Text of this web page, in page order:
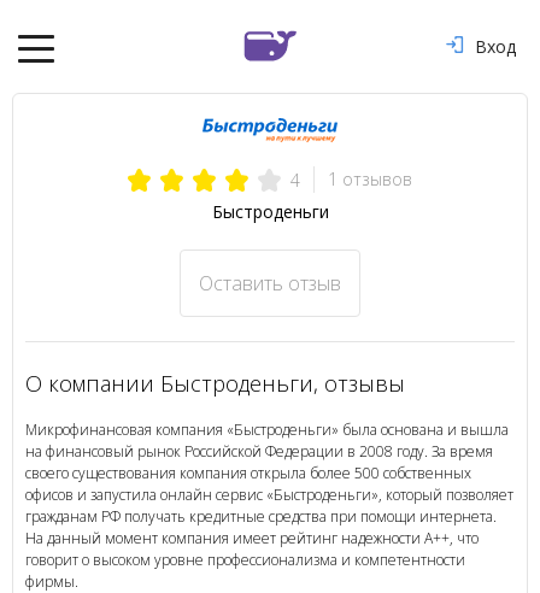
Вход
4
1 отзывов
Быстроденьги
Оставить отзыв
О компании Быстроденьги, отзывы
Микрофинансовая компания «Быстроденьги» была основана и вышла
на финансовый рынок Российской Федерации в 2008 году. За время
своего существования компания открыла более 500 собственных
офисов и запустила онлайн сервис «Быстроденьги», который позволяет
гражданам РФ получать кредитные средства при помощи интернета.
На данный момент компания имеет рейтинг надежности А++, что
говорит о высоком уровне профессионализма и компетентности
фирмы.